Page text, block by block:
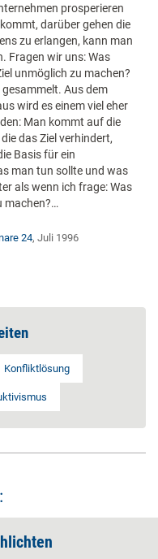
prosperieren
darüber gehen die
zu erlangen, kann man
Fragen wir uns: Was
unmöglich zu machen?
Aus dem
wird es einem viel eher
Man kommt auf die
das Ziel verhindert,
Basis für ein
man tun sollte und was
als wenn ich frage: Was
machen?…
24, Juli 1996
Konfliktlösung